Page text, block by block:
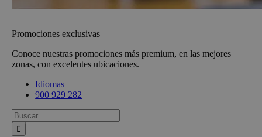
Promociones exclusivas
Conoce nuestras promociones más premium, en las mejores
zonas, con excelentes ubicaciones.
Idiomas
900 929 282
Busca: